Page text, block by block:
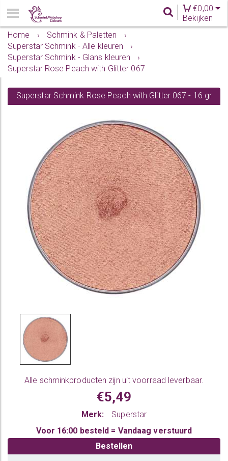
€0,00
Bekijken
Home
› Schmink & Paletten
›
Superstar Schmink - Alle kleuren
›
Superstar Schmink - Glans kleuren
›
Superstar Rose Peach with Glitter 067
Superstar Schmink Rose Peach with Glitter 067 - 16 gr
Alle schminkproducten zijn uit voorraad leverbaar.
€5,49
Merk:
Superstar
Voor 16:00 besteld = Vandaag verstuurd
Bestellen